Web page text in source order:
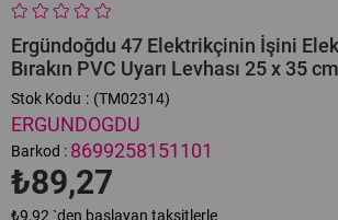
Ergündoğdu 47 Elektrikçinin İşini
Bırakın PVC Uyarı Levhası 25 x 35 cm
Stok Kodu (TM02314)
ERGUNDOGDU
Barkod : 8699258151101
₺89,27
₺9,92 `den başlayan taksitlerle